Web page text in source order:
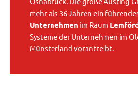
mehr als 36 Jahren ein
Unternehmen im Raum
Systeme der Unternehmen im
Münsterland vorantreibt.